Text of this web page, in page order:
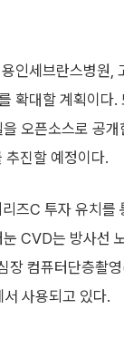
인세브란스병원
확대할 계획이다.
오픈소스로 공
추진할 예정이다.
즈C 투자 유치를
CVD는 방사선
장 컴퓨터단층촬
사용되고 있다.